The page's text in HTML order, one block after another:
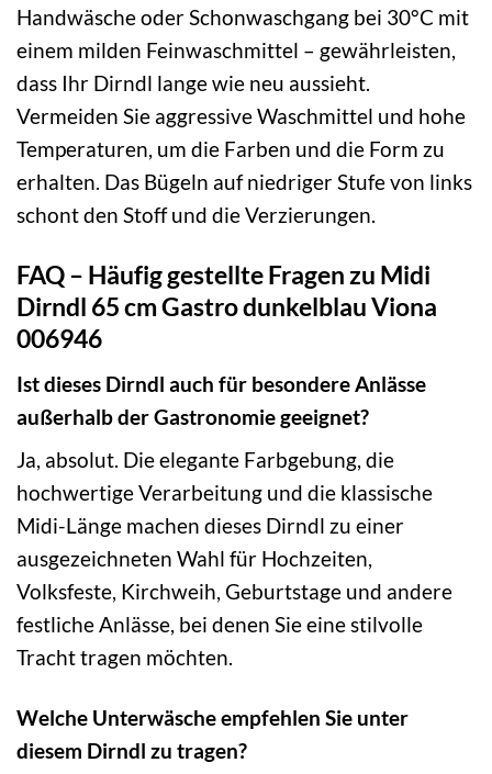
Handwäsche oder Schonwaschgang bei 30°C mit
einem milden Feinwaschmittel – gewährleisten,
dass Ihr Dirndl lange wie neu aussieht.
Vermeiden Sie aggressive Waschmittel und hohe
Temperaturen, um die Farben und die Form zu
erhalten. Das Bügeln auf niedriger Stufe von links
schont den Stoff und die Verzierungen.
FAQ – Häufig gestellte Fragen zu Midi
Dirndl 65 cm Gastro dunkelblau Viona
006946
Ist dieses Dirndl auch für besondere Anlässe
außerhalb der Gastronomie geeignet?
Ja, absolut. Die elegante Farbgebung, die
hochwertige Verarbeitung und die klassische
Midi-Länge machen dieses Dirndl zu einer
ausgezeichneten Wahl für Hochzeiten,
Volksfeste, Kirchweih, Geburtstage und andere
festliche Anlässe, bei denen Sie eine stilvolle
Tracht tragen möchten.
Welche Unterwäsche empfehlen Sie unter
diesem Dirndl zu tragen?